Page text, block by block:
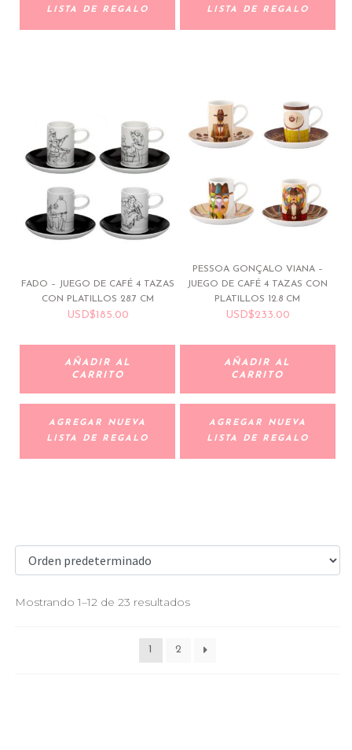
LISTA DE REGALO
LISTA DE REGALO
FADO – JUEGO DE CAFÉ 4 TAZAS
CON PLATILLOS 28.7 CM
USD$185.00
AÑADIR AL
CARRITO
AGREGAR NUEVA
LISTA DE REGALO
PESSOA GONÇALO VIANA –
JUEGO DE CAFÉ 4 TAZAS CON
PLATILLOS 12.8 CM
USD$233.00
AÑADIR AL
CARRITO
AGREGAR NUEVA
LISTA DE REGALO
Mostrando 1–12 de 23 resultados
1 2